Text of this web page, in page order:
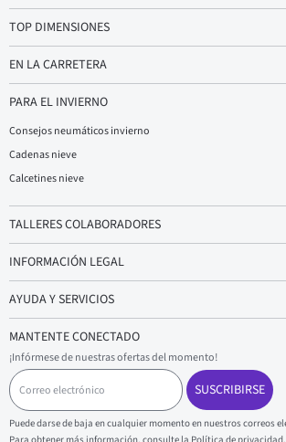
TOP DIMENSIONES
EN LA CARRETERA
PARA EL INVIERNO
Consejos neumáticos invierno
Cadenas nieve
Calcetines nieve
TALLERES COLABORADORES
INFORMACIÓN LEGAL
AYUDA Y SERVICIOS
MANTENTE CONECTADO
¡Infórmese de nuestras ofertas del momento!
C
o
r
r
e
SUSCRIBIRSE
Puede darse de baja en cualquier momento en nuestros correos